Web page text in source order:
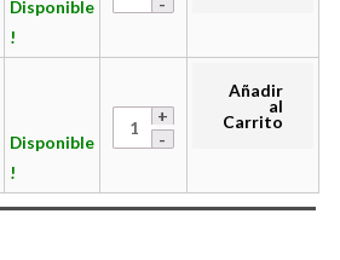
Disponible
!
Disponible
!
Añadir
al
Carrito